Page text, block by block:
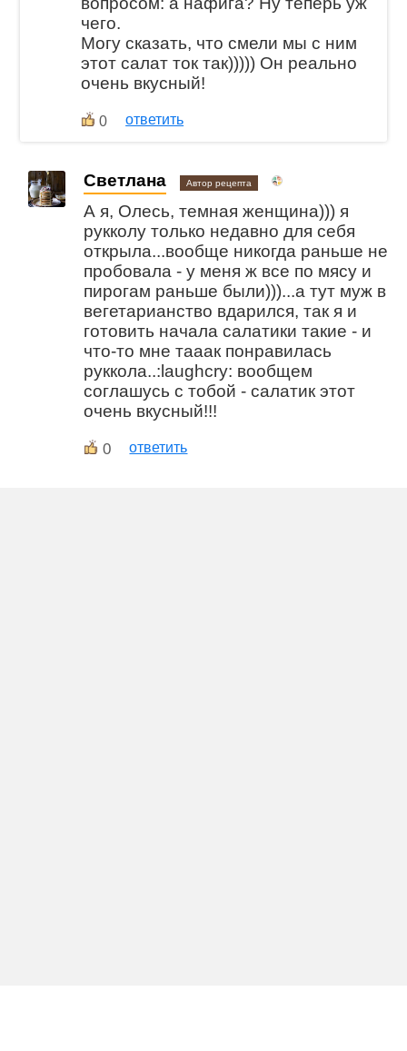
чего.
Могу сказать, что смели мы с ним
этот салат ток так))))) Он реально
очень вкусный!
0 ответить
Светлана Автор рецепта
А я, Олесь, темная женщина))) я
рукколу только недавно для себя
открыла...вообще никогда раньше не
пробовала - у меня ж все по мясу и
пирогам раньше были)))...а тут муж в
вегетарианство вдарился, так я и
готовить начала салатики такие - и
что-то мне тааак понравилась
руккола..:laughcry: вообщем
соглашусь с тобой - салатик этот
очень вкусный!!!
0 ответить